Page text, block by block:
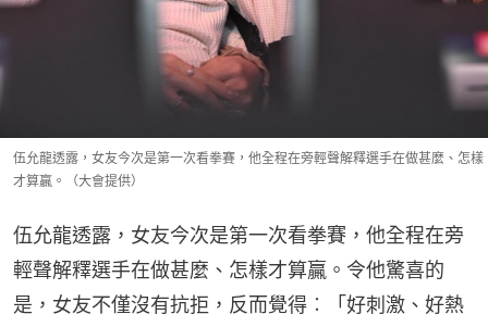
伍允龍透露，女友今次是第一次看拳賽，他全程在旁輕聲解釋選手在做甚麼、怎樣
才算贏。（大會提供）
伍允龍透露，女友今次是第一次看拳賽，他全程在旁
輕聲解釋選手在做甚麼、怎樣才算贏。令他驚喜的
是，女友不僅沒有抗拒，反而覺得︰「好刺激、好熱